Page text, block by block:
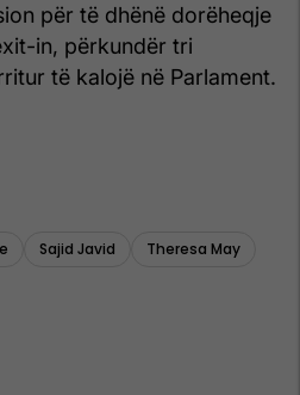
për të dhënë dorëheqje
in, përkundër tri
të kalojë në Parlament.
Sajid Javid Theresa May